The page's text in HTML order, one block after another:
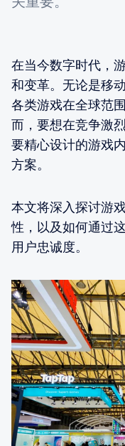
在当今数字时代，
和变革。无论是移
各类游戏在全球范
而，要想在竞争激
要精心设计的游戏
方案。
本文将深入探讨游
性，以及如何通过
用户忠诚度。